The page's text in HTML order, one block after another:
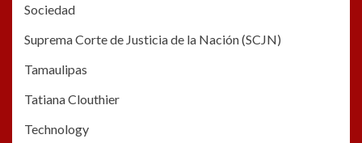
Sociedad
Suprema Corte de Justicia de la Nación (SCJN)
Tamaulipas
Tatiana Clouthier
Technology